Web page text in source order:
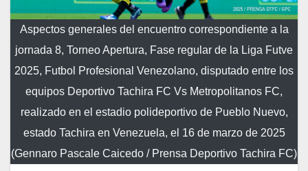
Aspectos generales del encuentro correspondiente a la
jornada 8, Torneo Apertura, Fase regular de la Liga Futve
2025, Futbol Profesional Venezolano, disputado entre los
equipos Deportivo Tachira FC Vs Metropolitanos FC,
realizado en el estadio polideportivo de Pueblo Nuevo,
estado Tachira en Venezuela, el 16 de marzo de 2025
(Gennaro Pascale Caicedo / Prensa Deportivo Tachira FC)